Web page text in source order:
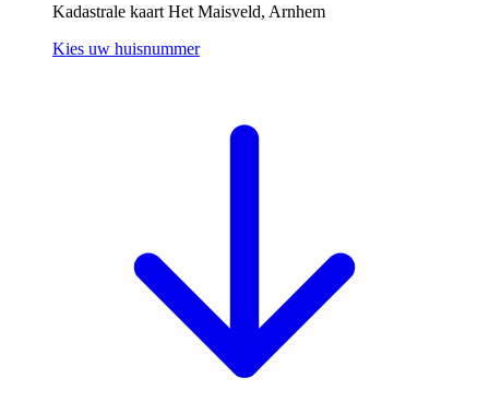
Kadastrale kaart Het Maisveld, Arnhem
Kies uw huisnummer